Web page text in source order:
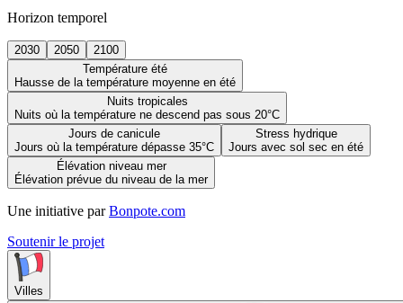
Horizon temporel
2030 2050
2100
Température été
Hausse de la température moyenne en été
Nuits tropicales
Nuits où la température ne descend pas sous 20°C
Jours de canicule
Jours où la température dépasse 35°C
Stress hydrique
Jours avec sol sec en été
Élévation niveau mer
Élévation prévue du niveau de la mer
Une initiative par Bonpote.com
Soutenir le projet
Villes